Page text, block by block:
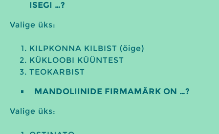
ISEGI …?
Valige üks:
KILPKONNA KILBIST (õige)
KÜKLOOBI KÜÜNTEST
TEOKARBIST
MANDOLIINIDE FIRMAMÄRK ON …?
Valige üks: